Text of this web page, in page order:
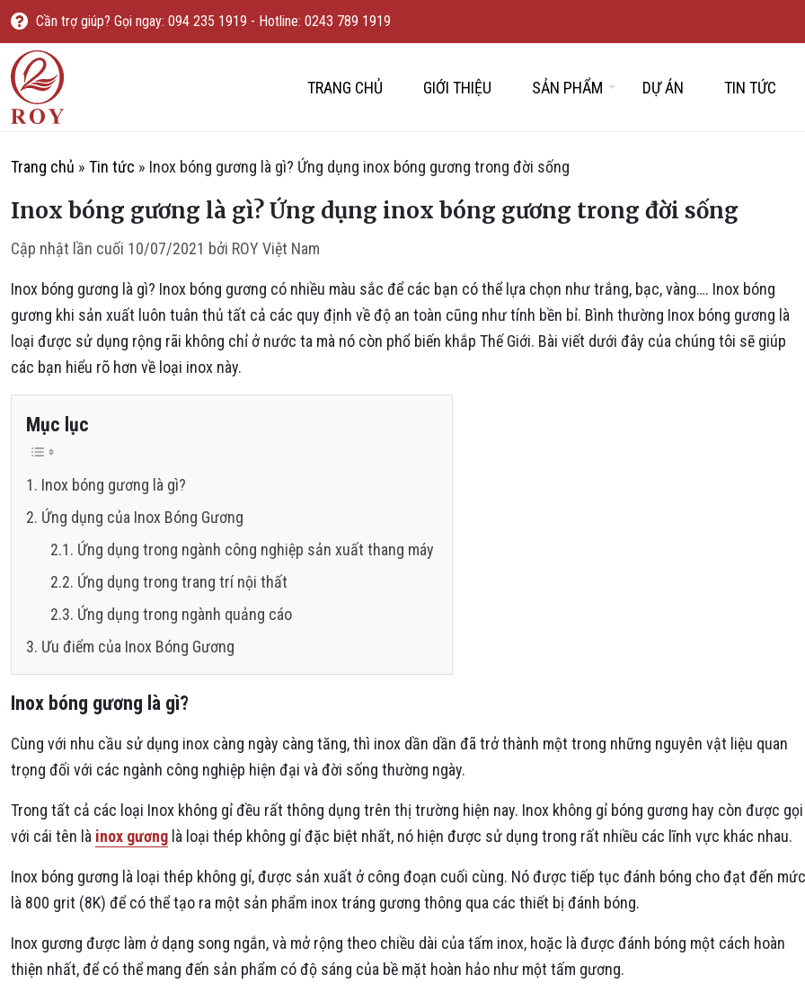
Chuyển đến nội dung
Cần trợ giúp? Gọi ngay: 094 235 1919 - Hotline: 0243 789 1919
ROY Việt Nam
TRANG CHỦ
GIỚI THIỆU SẢN PHẨM DỰ ÁN TIN TỨC
Trang chủ » Tin tức » Inox bóng gương là gì? Ứng dụng inox bóng gương trong đời sống
Inox bóng gương là gì? Ứng dụng inox bóng gương trong đời sống
Cập nhật lần cuối 10/07/2021 bởi ROY Việt Nam
Inox bóng gương là gì? Inox bóng gương có nhiều màu sắc để các bạn có thể lựa chọn như trắng, bạc, vàng…. Inox bóng
gương khi sản xuất luôn tuân thủ tất cả các quy định về độ an toàn cũng như tính bền bỉ. Bình thường Inox bóng gương là
loại được sử dụng rộng rãi không chỉ ở nước ta mà nó còn phổ biến khắp Thế Giới. Bài viết dưới đây của chúng tôi sẽ giúp
các bạn hiểu rõ hơn về loại inox này.
Mục lục
Inox bóng gương là gì?
Ứng dụng của Inox Bóng Gương
Ứng dụng trong ngành công nghiệp sản xuất thang máy
Ứng dụng trong trang trí nội thất
Ứng dụng trong ngành quảng cáo
Ưu điểm của Inox Bóng Gương
Inox bóng gương là gì?
Cùng với nhu cầu sử dụng inox càng ngày càng tăng, thì inox dần dần đã trở thành một trong những nguyên vật liệu quan
trọng đối với các ngành công nghiệp hiện đại và đời sống thường ngày.
Trong tất cả các loại Inox không gỉ đều rất thông dụng trên thị trường hiện nay. Inox không gỉ bóng gương hay còn được gọi
với cái tên là inox gương là loại thép không gỉ đặc biệt nhất, nó hiện được sử dụng trong rất nhiều các lĩnh vực khác nhau.
Inox bóng gương là loại thép không gỉ, được sản xuất ở công đoạn cuối cùng. Nó được tiếp tục đánh bóng cho đạt đến mức
là 800 grit (8K) để có thể tạo ra một sản phẩm inox tráng gương thông qua các thiết bị đánh bóng.
Inox gương được làm ở dạng song ngắn, và mở rộng theo chiều dài của tấm inox, hoặc là được đánh bóng một cách hoàn
thiện nhất, để có thể mang đến sản phẩm có độ sáng của bề mặt hoàn hảo như một tấm gương.